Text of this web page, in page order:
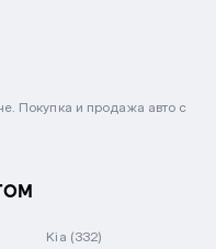
Покупка и продажа авто с
Kia (332)